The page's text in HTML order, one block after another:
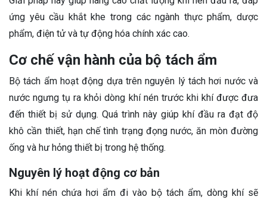
ứng yêu cầu khắt khe trong các ngành thực phẩm, dược
phẩm, điện tử và tự động hóa chính xác cao.
Cơ chế vận hành của bộ tách ẩm
Bộ tách ẩm hoạt động dựa trên nguyên lý tách hơi nước và
nước ngưng tụ ra khỏi dòng khí nén trước khi khí được đưa
đến thiết bị sử dụng. Quá trình này giúp khí đầu ra đạt độ
khô cần thiết, hạn chế tình trạng đọng nước, ăn mòn đường
ống và hư hỏng thiết bị trong hệ thống.
Nguyên lý hoạt động cơ bản
Khi khí nén chứa hơi ẩm đi vào bộ tách ẩm, dòng khí sẽ